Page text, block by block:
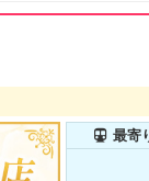
最寄